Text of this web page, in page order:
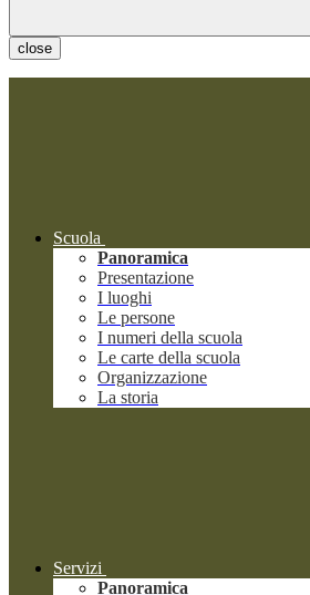
close
Scuola
Panoramica
Presentazione
I luoghi
Le persone
I numeri della scuola
Le carte della scuola
Organizzazione
La storia
Servizi
Panoramica